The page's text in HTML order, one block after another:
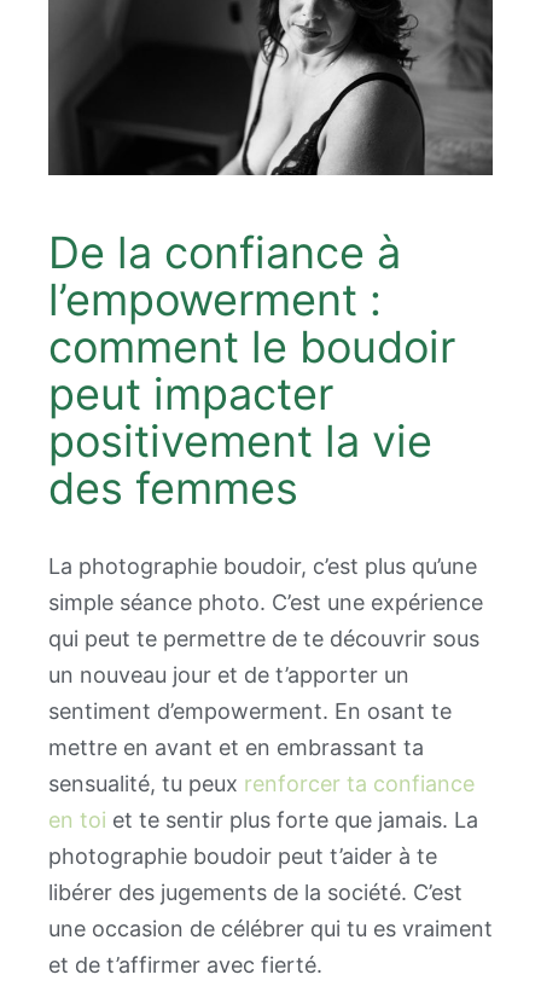
De la confiance à
l’empowerment :
comment le boudoir
peut impacter
positivement la vie
des femmes
La photographie boudoir, c’est plus qu’une
simple séance photo. C’est une expérience
qui peut te permettre de te découvrir sous
un nouveau jour et de t’apporter un
sentiment d’empowerment. En osant te
mettre en avant et en embrassant ta
sensualité, tu peux renforcer ta confiance
en toi et te sentir plus forte que jamais. La
photographie boudoir peut t’aider à te
libérer des jugements de la société. C’est
une occasion de célébrer qui tu es vraiment
et de t’affirmer avec fierté.